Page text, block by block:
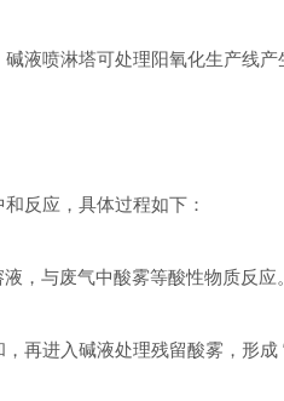
液喷淋塔可处理阳氧化生产线
反应，具体过程如下：
，与废气中酸雾等酸性物质反应。
再进入碱液处理残留酸雾，形成